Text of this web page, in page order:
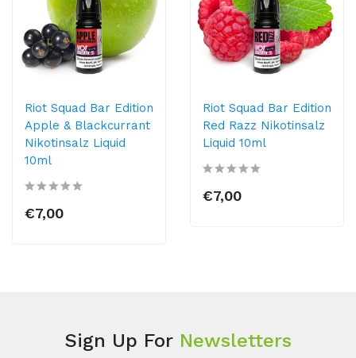
Riot Squad Bar Edition
Apple & Blackcurrant
Nikotinsalz Liquid
10ml
€7,00
Riot Squad Bar Edition
Red Razz Nikotinsalz
Liquid 10ml
€7,00
Sign Up For Newsletters